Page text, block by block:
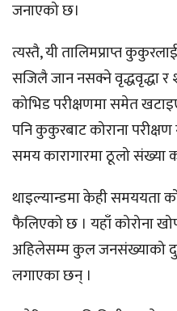
जनाएको छ।
त्यस्तै, यी तालिमप्राप्त
सजिलै जान नसक्ने वृद्धवृद्धा
कोभिड परीक्षणमा समेत
पनि कुकुरबाट कोराना
समय कारागारमा ठूलो संख्या
थाइल्यान्डमा केही समययता
फैलिएको छ । यहाँ कोरोना
अहिलेसम्म कुल जनसंख्याको
लगाएका छन् ।